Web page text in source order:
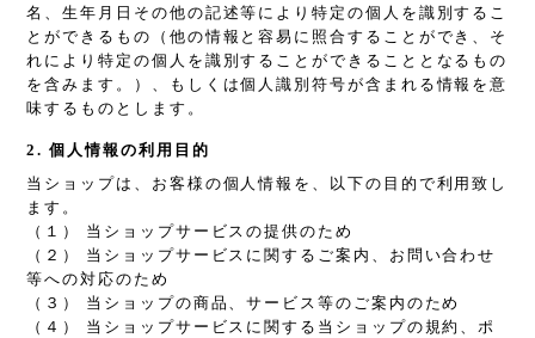
名、生年月日その他の記述等により特定の個人を識別するこ
とができるもの（他の情報と容易に照合することができ、そ
れにより特定の個人を識別することができることとなるもの
を含みます。）、もしくは個人識別符号が含まれる情報を意
味するものとします。
2. 個人情報の利用目的
当ショップは、お客様の個人情報を、以下の目的で利用致し
ます。
（１） 当ショップサービスの提供のため
（２） 当ショップサービスに関するご案内、お問い合わせ
等への対応のため
（３） 当ショップの商品、サービス等のご案内のため
（４） 当ショップサービスに関する当ショップの規約、ポ